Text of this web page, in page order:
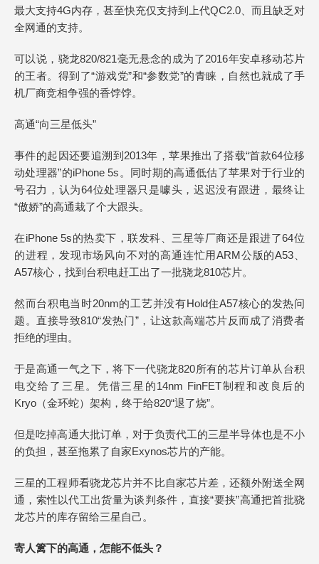
最大支持4G内存，甚至快充仅支持到上代QC2.0、而且缺乏对
全网通的支持。
可以说，骁龙820/821毫无悬念的成为了2016年安卓移动芯片
的王者。得到了“游戏党”和“参数党”的青睐，自然也就成了手
机厂商竞相争强的香饽饽。
高通“向三星低头”
事件的起因还要追溯到2013年，苹果推出了搭载“首款64位移
动处理器”的iPhone 5s。同时期的高通低估了苹果对于行业的
号召力，认为64位处理器只是噱头，迟迟没有跟进，最终让
“傲娇”的高通栽了个大跟头。
在iPhone 5s的热卖下，联发科、三星等厂商还是跟进了64位
的进程，发现市场风向不对的高通连忙用ARM公版的A53、
A57核心，找到台积电赶工出了一批骁龙810芯片。
然而台积电当时20nm的工艺并没有Hold住A57核心的发热问
题。直接导致810“发热门”，让这款高端芯片反而成了消费者
拒绝的理由。
于是高通一气之下，将下一代骁龙820所有的芯片订单从台积
电交给了三星。凭借三星的14nm FinFET制程和改良后的
Kryo（金环蛇）架构，终于给820“退了烧”。
但是吃掉高通大批订单，对于负责代工的三星半导体也是不小
的负担，甚至拖累了自家Exynos芯片的产能。
三星的工程师看骁龙芯片并不比自家芯片差，还额外附送全网
通，索性以代工出货量为谈判条件，直接“要挟”高通把首批骁
龙芯片的库存留给三星自己。
寄人篱下的高通，怎能不低头？